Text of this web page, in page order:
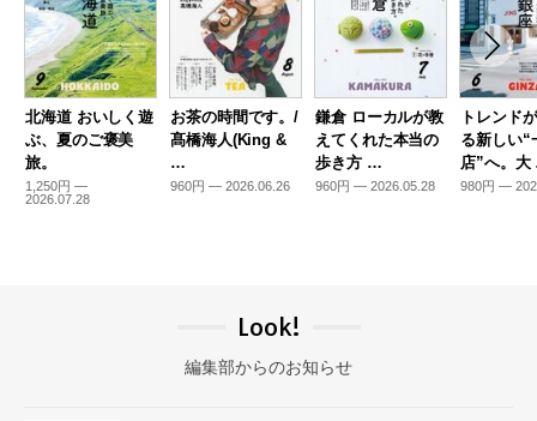
北海道 おいしく遊
ぶ、夏のご褒美
旅。
1,250円 —
2026.07.28
お茶の時間です。/
髙橋海人(King &
…
960円 — 2026.06.26
鎌倉 ローカルが教
えてくれた本当の
歩き方 …
960円 — 2026.05.28
トレンド
る新しい“
店”へ。
980円 —
Look!
編集部からのお知らせ